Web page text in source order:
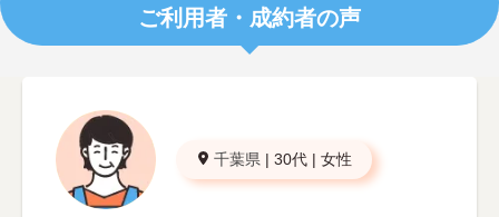
ご利用者・成約者の声
千葉県 | 30代 | 女性